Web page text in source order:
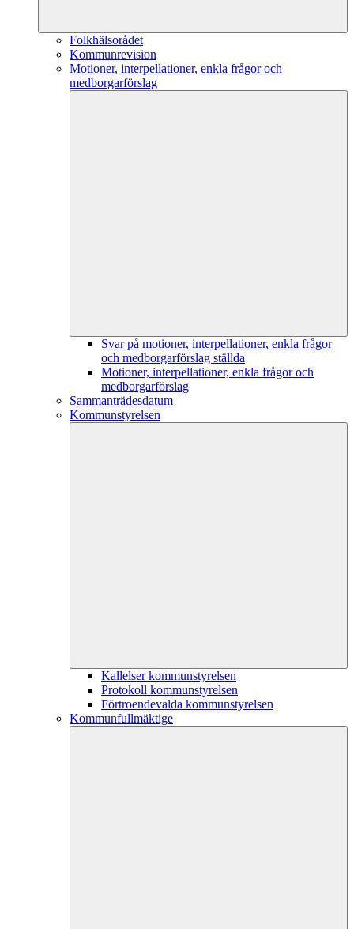
Folkhälsorådet
Kommunrevision
Motioner, interpellationer, enkla frågor och
medborgarförslag
Svar på motioner, interpellationer, enkla frågor
och medborgarförslag ställda
Motioner, interpellationer, enkla frågor och
medborgarförslag
Sammanträdesdatum
Kommunstyrelsen
Kallelser kommunstyrelsen
Protokoll kommunstyrelsen
Förtroendevalda kommunstyrelsen
Kommunfullmäktige